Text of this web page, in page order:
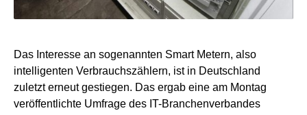
Das Interesse an sogenannten Smart Metern, also
intelligenten Verbrauchszählern, ist in Deutschland
zuletzt erneut gestiegen. Das ergab eine am Montag
veröffentlichte Umfrage des IT-Branchenverbandes